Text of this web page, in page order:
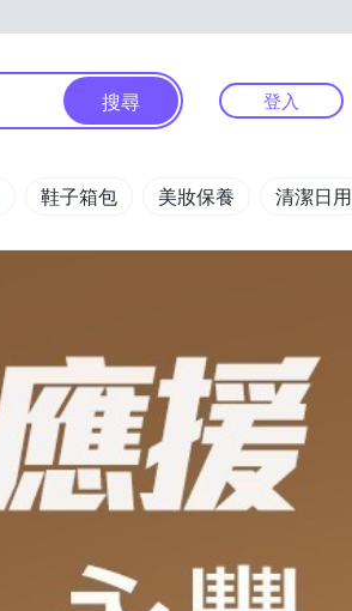
搜尋 登入
鞋子箱包 美妝保養 清潔日用